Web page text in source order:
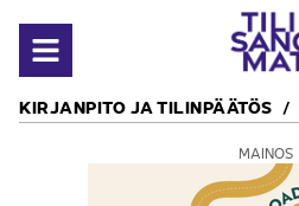
Avaa valikko
KIRJANPITO JA TILINPÄÄTÖS
MAINOS